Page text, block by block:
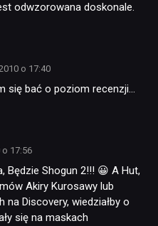
odwzorowana doskonale.
o 17:40
się bać o poziom recenzji…
17:56
Będzie Shogun 2!!! 😀 A Hut,
Akiry Kurosawy lub
Discovery, wiedziałby o
się na maskach